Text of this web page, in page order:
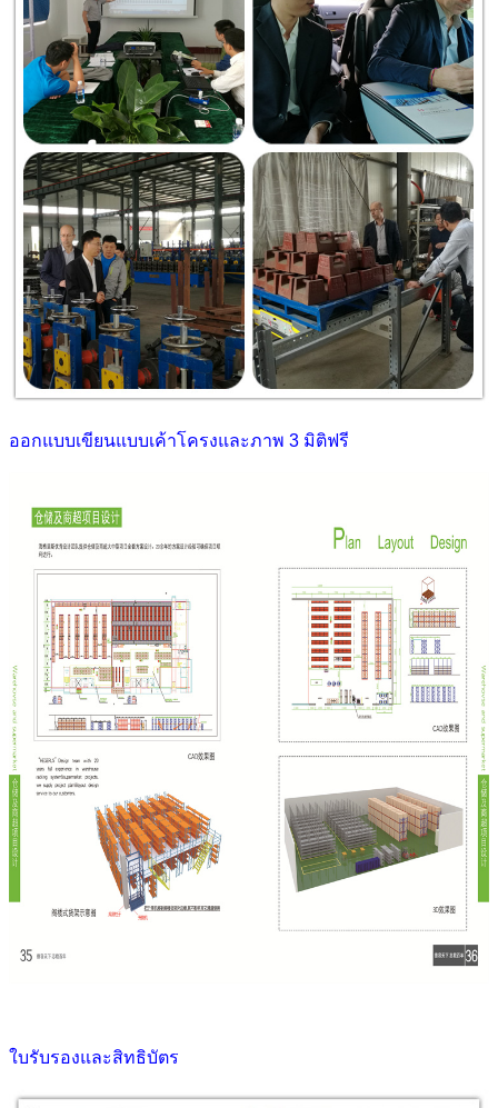
ออกแบบเขียนแบบเค้าโครงและภาพ 3 มิติฟรี
ใบรับรองและสิทธิบัตร